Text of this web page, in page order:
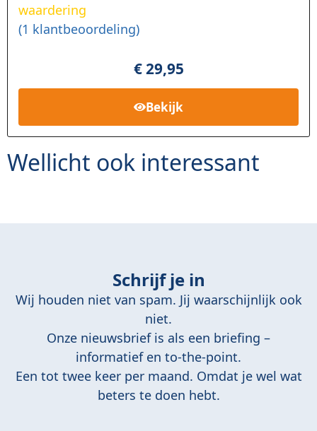
waardering
(1 klantbeoordeling)
€29,95
Bekijk
Wellicht ook interessant
Schrijf je in
Wij houden niet van spam. Jij waarschijnlijk ook
niet.
Onze nieuwsbrief is als een briefing –
informatief en to-the-point.
Een tot twee keer per maand. Omdat je wel wat
beters te doen hebt.